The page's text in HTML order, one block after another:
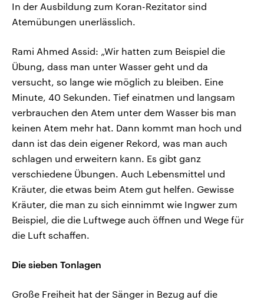
In der Ausbildung zum Koran-Rezitator sind
Atemübungen unerlässlich.
Rami Ahmed Assid: „Wir hatten zum Beispiel die
Übung, dass man unter Wasser geht und da
versucht, so lange wie möglich zu bleiben. Eine
Minute, 40 Sekunden. Tief einatmen und langsam
verbrauchen den Atem unter dem Wasser bis man
keinen Atem mehr hat. Dann kommt man hoch und
dann ist das dein eigener Rekord, was man auch
schlagen und erweitern kann. Es gibt ganz
verschiedene Übungen. Auch Lebensmittel und
Kräuter, die etwas beim Atem gut helfen. Gewisse
Kräuter, die man zu sich einnimmt wie Ingwer zum
Beispiel, die die Luftwege auch öffnen und Wege für
die Luft schaffen.
Die sieben Tonlagen
Große Freiheit hat der Sänger in Bezug auf die